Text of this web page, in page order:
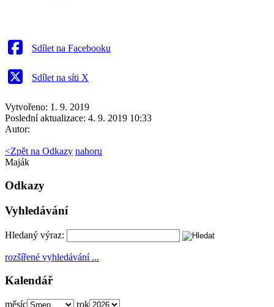
Sdílet na Facebooku
Sdílet na síti X
Vytvořeno: 1. 9. 2019
Poslední aktualizace: 4. 9. 2019 10:33
Autor:
<Zpět na Odkazy nahoru
Maják
Odkazy
Vyhledávání
Hledaný výraz:
rozšířené vyhledávání ...
Kalendář
měsíc rok